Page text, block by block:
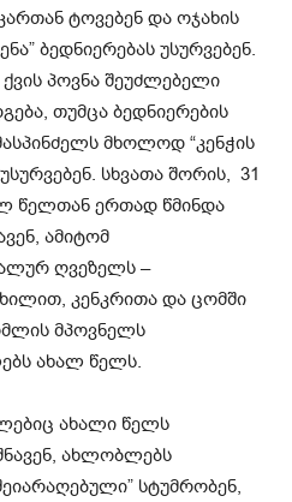
ტოვებენ და ოჯახის
ბედნიერებას უსურვებენ.
პოვნა შეუძლებელი
თუმცა ბედნიერების
მხოლოდ “კენჭის
უსურვებენ. სხვათა შორის, 31
წელთან ერთად წმინდა
ამიტომ
ღვეზელს –
კენკრითა და ცომში
მპოვნელს
ახალ წელს.
ახალი წელს
ახლობლებს
სტუმრობენ,